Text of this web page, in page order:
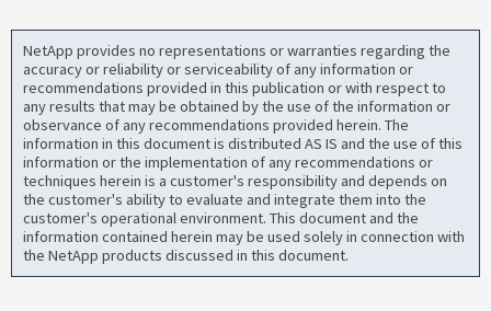
NetApp provides no representations or warranties regarding the
accuracy or reliability or serviceability of any information or
recommendations provided in this publication or with respect to
any results that may be obtained by the use of the information or
observance of any recommendations provided herein. The
information in this document is distributed AS IS and the use of this
information or the implementation of any recommendations or
techniques herein is a customer's responsibility and depends on
the customer's ability to evaluate and integrate them into the
customer's operational environment. This document and the
information contained herein may be used solely in connection with
the NetApp products discussed in this document.